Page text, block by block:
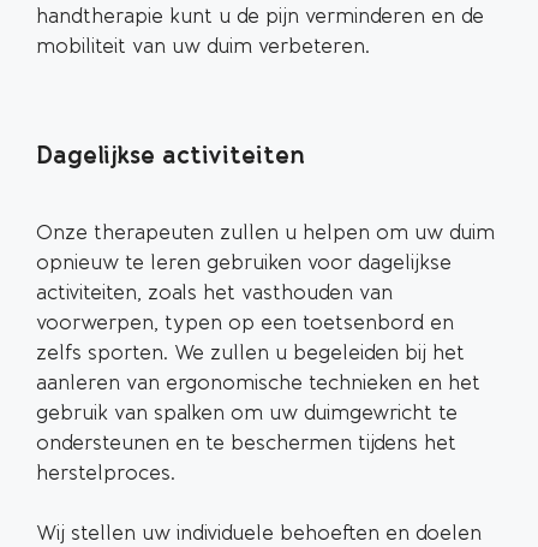
handtherapie kunt u de pijn verminderen en de
mobiliteit van uw duim verbeteren.
Dagelijkse activiteiten
Onze therapeuten zullen u helpen om uw duim
opnieuw te leren gebruiken voor dagelijkse
activiteiten, zoals het vasthouden van
voorwerpen, typen op een toetsenbord en
zelfs sporten. We zullen u begeleiden bij het
aanleren van ergonomische technieken en het
gebruik van spalken om uw duimgewricht te
ondersteunen en te beschermen tijdens het
herstelproces.
Wij stellen uw individuele behoeften en doelen